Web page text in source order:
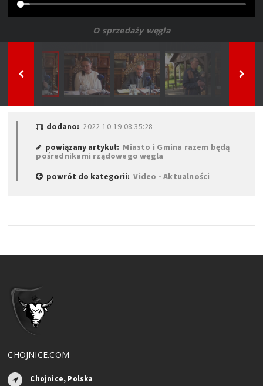
O sprzedaży węgla
dodano: 2022-10-19 08:35:28
powiązany artykuł: Miasto i Gmina razem będą
pośrednikami rządowego węgla
powrót do kategorii:Video - Aktualności
CHOJNICE.COM
Chojnice, Polska